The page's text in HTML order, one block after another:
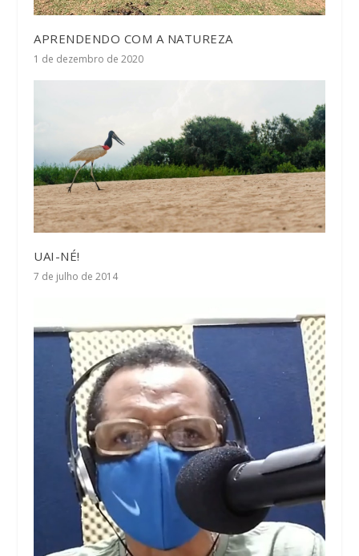
APRENDENDO COM A NATUREZA
1 de dezembro de 2020
UAI-NÉ!
7 de julho de 2014